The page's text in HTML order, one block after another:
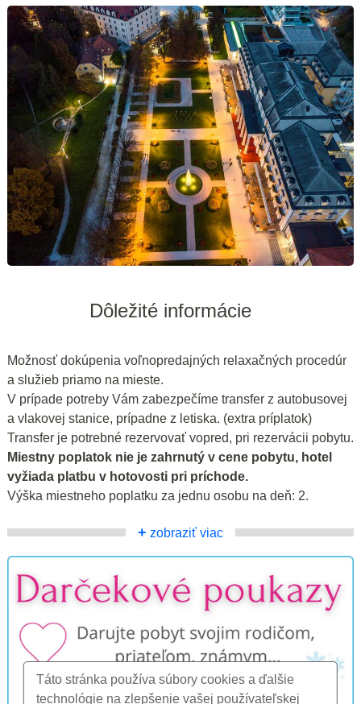
Táto stránka používa súbory cookies a ďalšie
technológie na zlepšenie vašej používateľskej
Dôležité informácie
Možnosť dokúpenia voľnopredajných relaxačných procedúr
a služieb priamo na mieste.
V prípade potreby Vám zabezpečíme transfer z autobusovej
a vlakovej stanice, prípadne z letiska. (extra príplatok)
Transfer je potrebné rezervovať vopred, pri rezervácii pobytu.
Miestny poplatok nie je zahrnutý v cene pobytu, hotel
vyžiada platbu v hotovosti pri príchode.
Výška miestneho poplatku za jednu osobu na deň: 2.
+ zobraziť viac